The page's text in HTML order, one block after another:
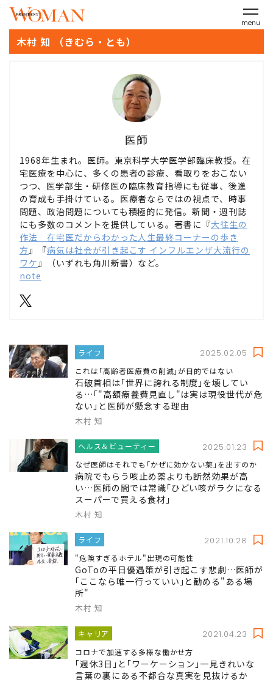
menu
木村 知 （きむら・とも）
医師
1968年生まれ。医師。東京科学大学医学部臨床教授。在
宅医療を中心に、多くの患者の診療、看取りをおこない
つつ、医学部生・研修医の臨床教育指導にも従事、後進
の育成も手掛けている。医療者ならではの視点で、時事
問題、政治問題についても積極的に発信。新聞・週刊誌
にも多数のコメントを提供している。著書に『大往生の
作法 在宅医だからわかった人生最終コーナーの歩き
方』『病気は社会が引き起こす インフルエンザ大流行の
ワケ』（いずれも角川新書）など。
note
ライフ 2025.02.05
これは｢高齢者医療費の削減｣が目的ではない
石破首相は｢世界に誇れる制度｣を壊してい
る…｢"高額療養費見直し"は実は現役世代が危
ない｣と医師が懸念する理由
木村 知
ヘルス＆ビューティー 2025.01.23
なぜ医師はそれでも｢かぜに効かない薬｣を出すのか
病院でもらう咳止め薬よりも断然効果が高
い…医師の間では常識｢ひどい咳がラクになる
スーパーで買える食材｣
木村 知
ライフ 2021.10.28
"危険すぎるホテル"出現の可能性
GoToの平日優遇策が引き起こす悲劇…医師が
｢ここなら唯一行っていい｣と勧める"ある場
所"
木村 知
キャリア 2021.04.23
コロナで加速する多様な働かせ方
｢週休3日｣と｢ワーケーション｣一見きれいな
言葉の裏にある不都合な真実を見抜けるか